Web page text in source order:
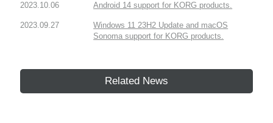
2023.10.06 Android 14 support for KORG products.
2023.09.27
Windows 11 23H2 Update and macOS
Sonoma support for KORG products.
Related News